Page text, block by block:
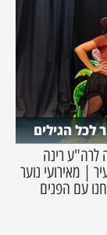
לכל הגילים
רינה
| מאירועי נוער
עם הפנים